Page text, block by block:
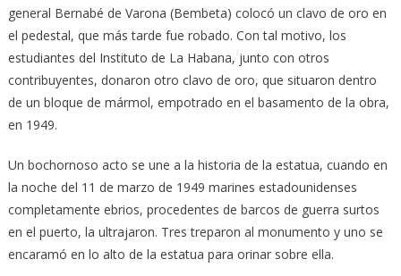
general Bernabé de Varona (Bembeta) colocó un clavo de oro en
el pedestal, que más tarde fue robado. Con tal motivo, los
estudiantes del Instituto de La Habana, junto con otros
contribuyentes, donaron otro clavo de oro, que situaron dentro
de un bloque de mármol, empotrado en el basamento de la obra,
en 1949.
Un bochornoso acto se une a la historia de la estatua, cuando en
la noche del 11 de marzo de 1949 marines estadounidenses
completamente ebrios, procedentes de barcos de guerra surtos
en el puerto, la ultrajaron. Tres treparon al monumento y uno se
encaramó en lo alto de la estatua para orinar sobre ella.